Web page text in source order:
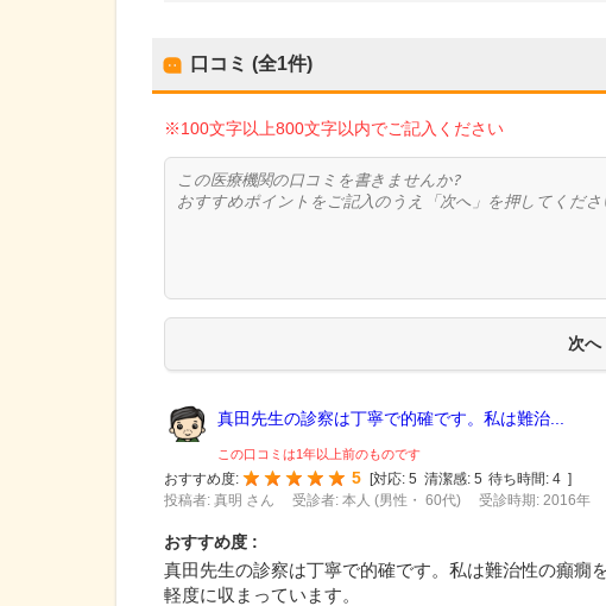
口コミ (全1件)
※100文字以上800文字以内でご記入ください
真田先生の診察は丁寧で的確です。私は難治...
この口コミは1年以上前のものです
おすすめ度:
5 [対応: 5 清潔感: 5 待ち時間: 4 ]
投稿者: 真明 さん
受診者: 本人 (男性・ 60代) 受診時期: 2016年
おすすめ度 :
真田先生の診察は丁寧で的確です。私は難治性の癲癇
軽度に収まっています。